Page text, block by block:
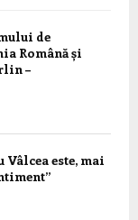
de
Română și
–
este, mai